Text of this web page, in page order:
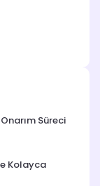
Süreci
Kolayca